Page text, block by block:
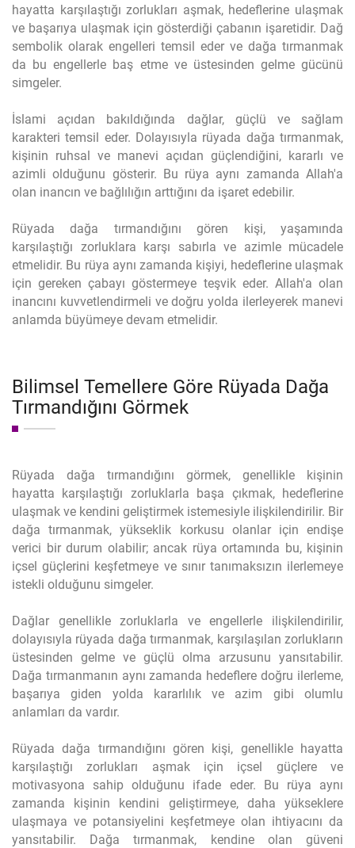
hayatta karşılaştığı zorlukları aşmak, hedeflerine ulaşmak
ve başarıya ulaşmak için gösterdiği çabanın işaretidir. Dağ
sembolik olarak engelleri temsil eder ve dağa tırmanmak
da bu engellerle baş etme ve üstesinden gelme gücünü
simgeler.
İslami açıdan bakıldığında dağlar, güçlü ve sağlam
karakteri temsil eder. Dolayısıyla rüyada dağa tırmanmak,
kişinin ruhsal ve manevi açıdan güçlendiğini, kararlı ve
azimli olduğunu gösterir. Bu rüya aynı zamanda Allah'a
olan inancın ve bağlılığın arttığını da işaret edebilir.
Rüyada dağa tırmandığını gören kişi, yaşamında
karşılaştığı zorluklara karşı sabırla ve azimle mücadele
etmelidir. Bu rüya aynı zamanda kişiyi, hedeflerine ulaşmak
için gereken çabayı göstermeye teşvik eder. Allah'a olan
inancını kuvvetlendirmeli ve doğru yolda ilerleyerek manevi
anlamda büyümeye devam etmelidir.
Bilimsel Temellere Göre Rüyada Dağa
Tırmandığını Görmek
Rüyada dağa tırmandığını görmek, genellikle kişinin
hayatta karşılaştığı zorluklarla başa çıkmak, hedeflerine
ulaşmak ve kendini geliştirmek istemesiyle ilişkilendirilir. Bir
dağa tırmanmak, yükseklik korkusu olanlar için endişe
verici bir durum olabilir; ancak rüya ortamında bu, kişinin
içsel güçlerini keşfetmeye ve sınır tanımaksızın ilerlemeye
istekli olduğunu simgeler.
Dağlar genellikle zorluklarla ve engellerle ilişkilendirilir,
dolayısıyla rüyada dağa tırmanmak, karşılaşılan zorlukların
üstesinden gelme ve güçlü olma arzusunu yansıtabilir.
Dağa tırmanmanın aynı zamanda hedeflere doğru ilerleme,
başarıya giden yolda kararlılık ve azim gibi olumlu
anlamları da vardır.
Rüyada dağa tırmandığını gören kişi, genellikle hayatta
karşılaştığı zorlukları aşmak için içsel güçlere ve
motivasyona sahip olduğunu ifade eder. Bu rüya aynı
zamanda kişinin kendini geliştirmeye, daha yükseklere
ulaşmaya ve potansiyelini keşfetmeye olan ihtiyacını da
yansıtabilir. Dağa tırmanmak, kendine olan güveni